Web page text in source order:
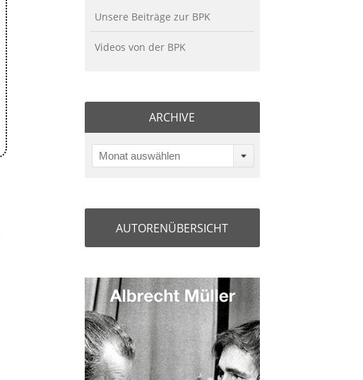
Unsere Beiträge zur BPK
Videos von der BPK
ARCHIVE
Monat auswählen
AUTORENÜBERSICHT